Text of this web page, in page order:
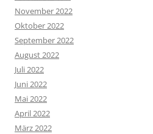
November 2022
Oktober 2022
September 2022
August 2022
Juli 2022
Juni 2022
Mai 2022
April 2022
März 2022